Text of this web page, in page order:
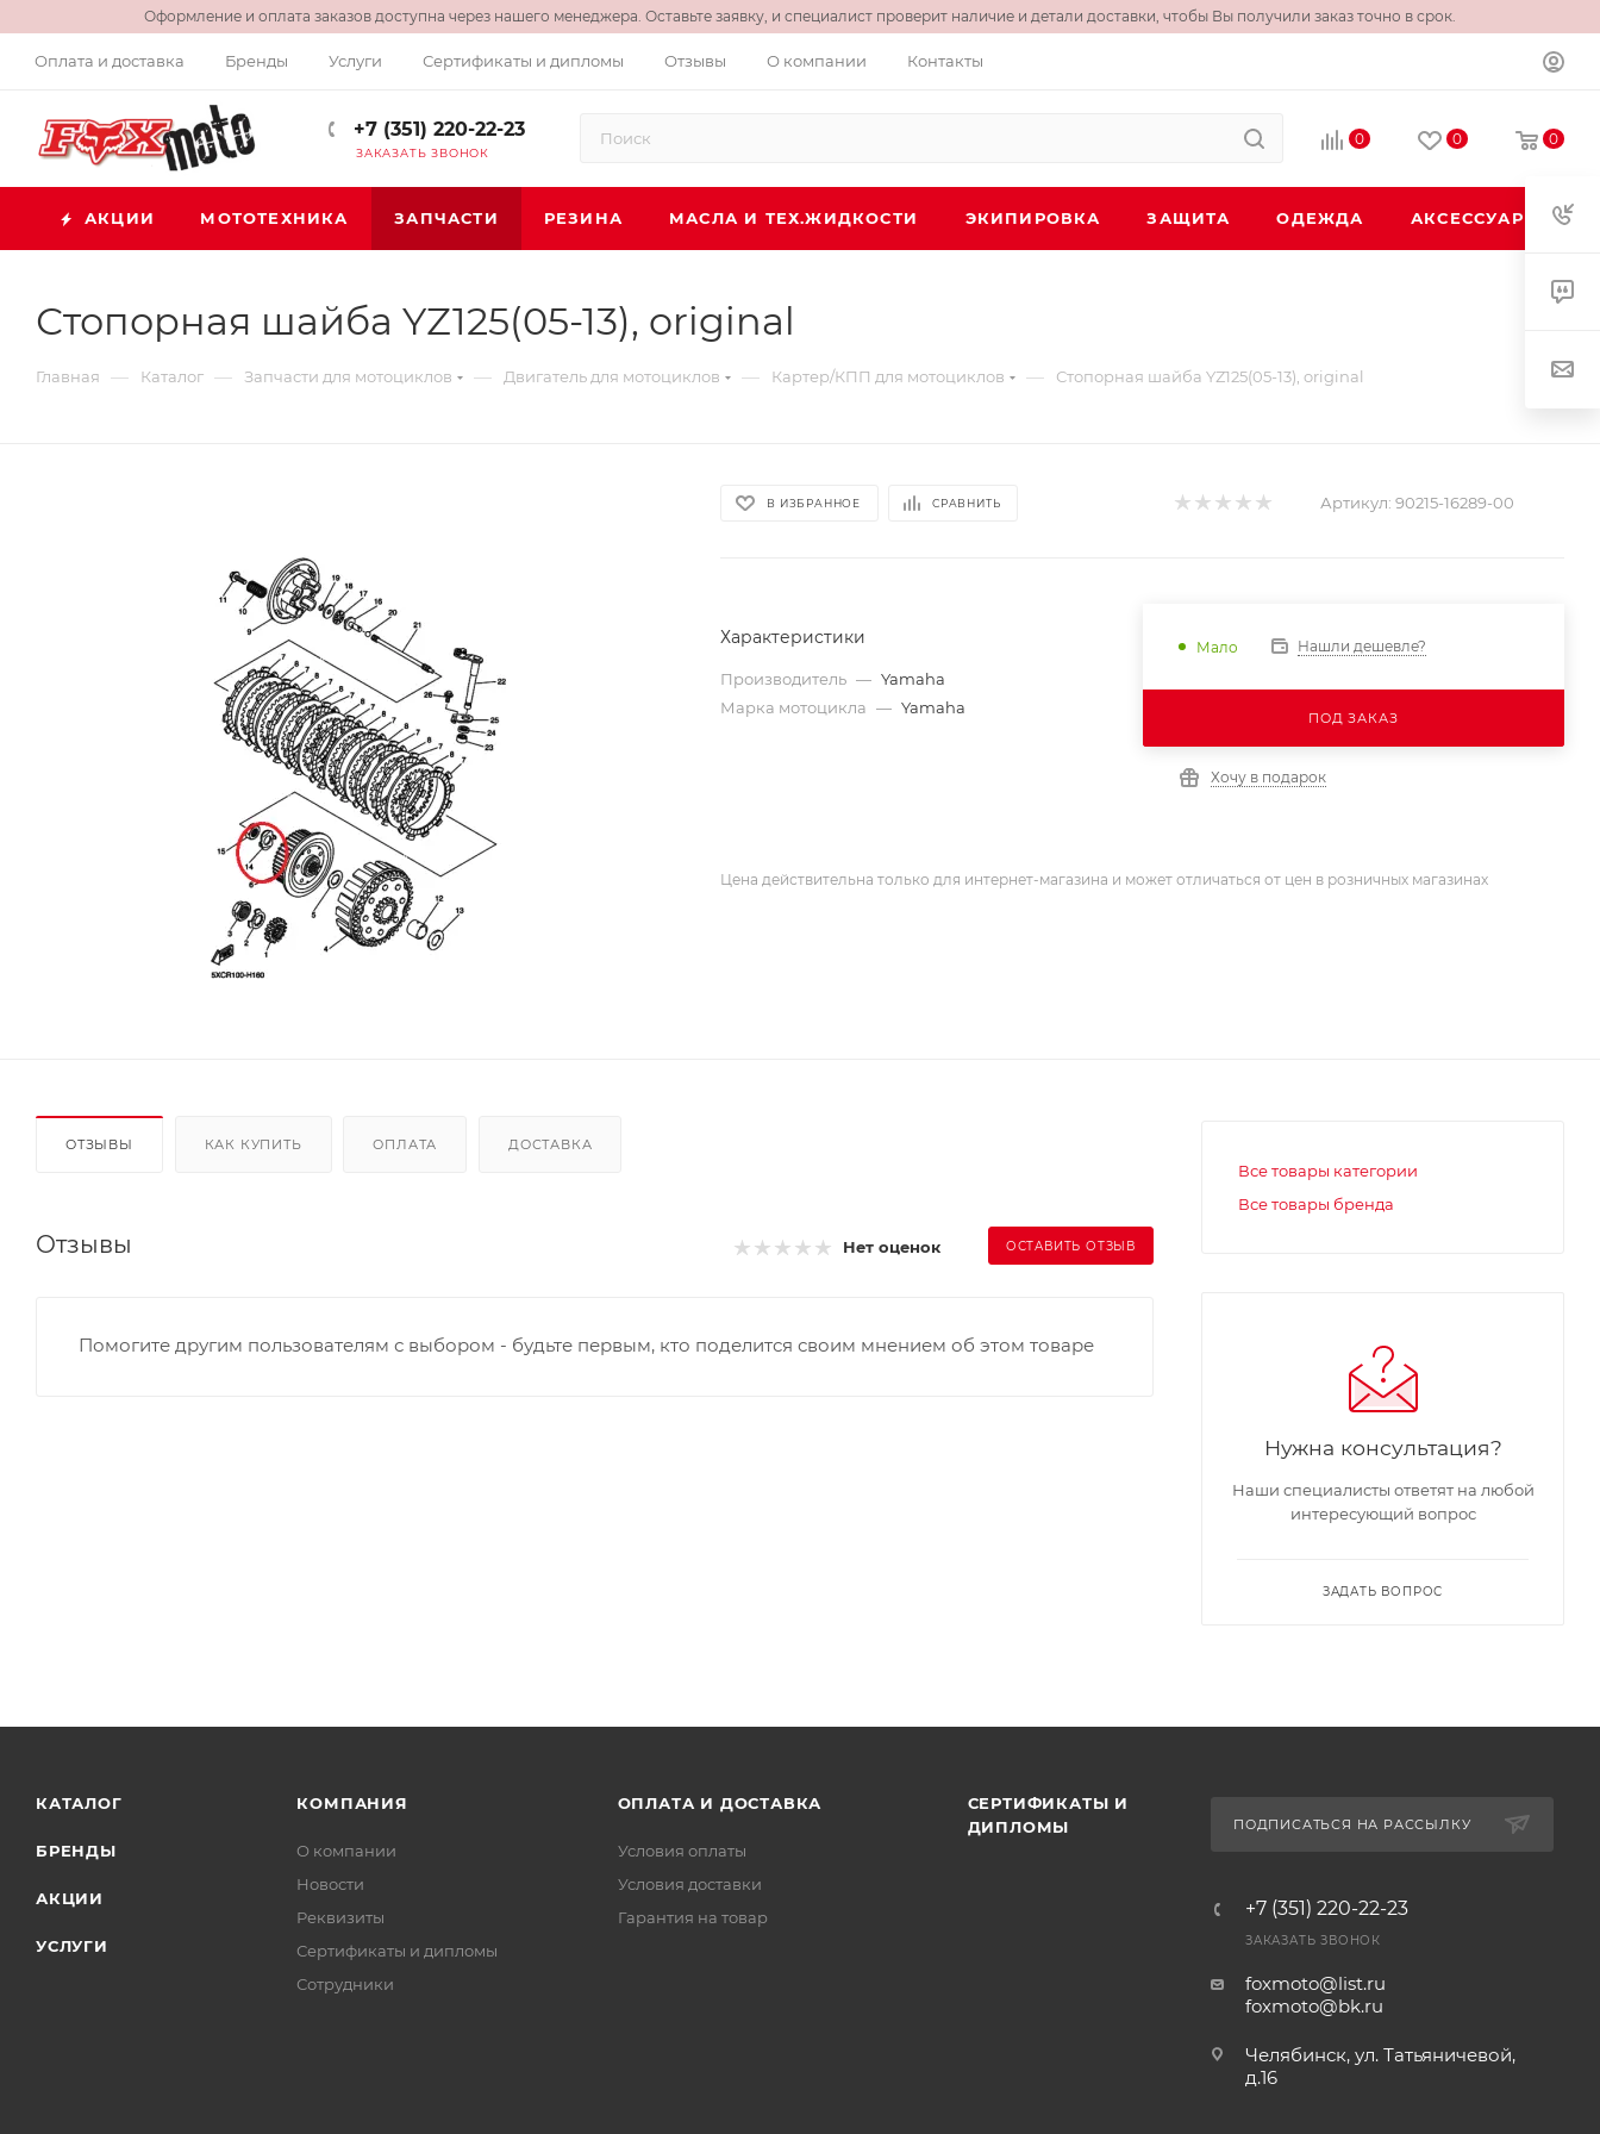
Оформление и оплата заказов доступна через нашего менеджера. Оставьте заявку, и специалист проверит наличие и детали доставки, чтобы Вы получили заказ точно в срок.
Оплата и доставка Бренды Услуги Сертификаты и дипломы Отзывы О компании Контакты
+7 (351) 220-22-23
ЗАКАЗАТЬ ЗВОНОК
0 0 0
АКЦИИ МОТОТЕХНИКА ЗАПЧАСТИ РЕЗИНА МАСЛА И ТЕХ.ЖИДКОСТИ ЭКИПИРОВКА ЗАЩИТА ОДЕЖДА АКСЕССУАРЫ
Стопорная шайба YZ125(05-13), original
Главная — Каталог — Запчасти для мотоциклов — Двигатель для мотоциклов — Картер/КПП для мотоциклов — Стопорная шайба YZ125(05-13), original
В ИЗБРАННОЕ СРАВНИТЬ Артикул: 90215-16289-00
Характеристики
Производитель — Yamaha
Марка мотоцикла — Yamaha
Мало Нашли дешевле?
ПОД ЗАКАЗ
Хочу в подарок
Цена действительна только для интернет-магазина и может отличаться от цен в розничных магазинах
ОТЗЫВЫ КАК КУПИТЬ ОПЛАТА ДОСТАВКА
Отзывы Нет оценок ОСТАВИТЬ ОТЗЫВ
Помогите другим пользователям с выбором - будьте первым, кто поделится своим мнением об этом товаре
Все товары категории
Все товары бренда
Нужна консультация?
Наши специалисты ответят на любой
интересующий вопрос
ЗАДАТЬ ВОПРОС
КАТАЛОГ
БРЕНДЫ
АКЦИИ
УСЛУГИ
КОМПАНИЯ
О компании
Новости
Реквизиты
Сертификаты и дипломы
Сотрудники
ОПЛАТА И ДОСТАВКА
Условия оплаты
Условия доставки
Гарантия на товар
СЕРТИФИКАТЫ И
ДИПЛОМЫ
ПОДПИСАТЬСЯ НА РАССЫЛКУ
+7 (351) 220-22-23
ЗАКАЗАТЬ ЗВОНОК
foxmoto@list.ru
foxmoto@bk.ru
Челябинск, ул. Татьяничевой,
д.16